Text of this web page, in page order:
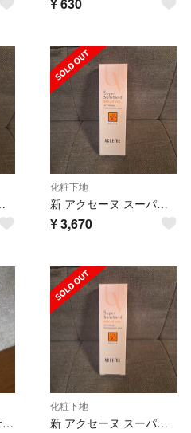
¥630
ンクベージュ 01 2点
化粧下地
新 アクセーヌ スーパーサンシールド ブライトヴェール ピンクベージュ 01
¥3,670
アクセーヌ スーパーサンシールド ブライトフィット 40g 1点
化粧下地
新 アクセーヌ スーパーサンシールド ブライトヴェール ピンクベージュ 01